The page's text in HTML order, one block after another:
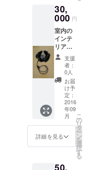
なる外
観とな
りま
す。 従
いまし
て、寄
せ植え
はお届
け前
に、
メール
でご希
望を伺
い丁寧
ます。
寄せ植
合、プ
ロが無
料で何
回でも
アドバ
イスを
いたし
ます。
加え
て、お
届けし
た蘭の
状態が
悪く
なった
無料で
診断し
の香り
たっぷ
フィオ
の寄せ
植え
は、胡
蝶蘭等
とは一
線を画
しゴー
ジャス
で、オ
リジナ
テーィ
ーあふ
の中で
人気の
高いパ
フィオ
を育種
してい
ます。
パフィ
オは高
い人気
を誇り
ながら
も市場
流通が
少なく
目にす
る機会
アート
30,
000 円
室内の
インテ
リアと
なる蘭
を毎月
１２回
お届け
プラン
お部屋
のイン
テリア
になる
素敵な
蘭を毎
月でお
す。 あ
支援
者：
0人
お届
け予
定：
2016
年09
月
詳細を見る
こ
の
リ
タ
ー
ン
を
選
択
す
る